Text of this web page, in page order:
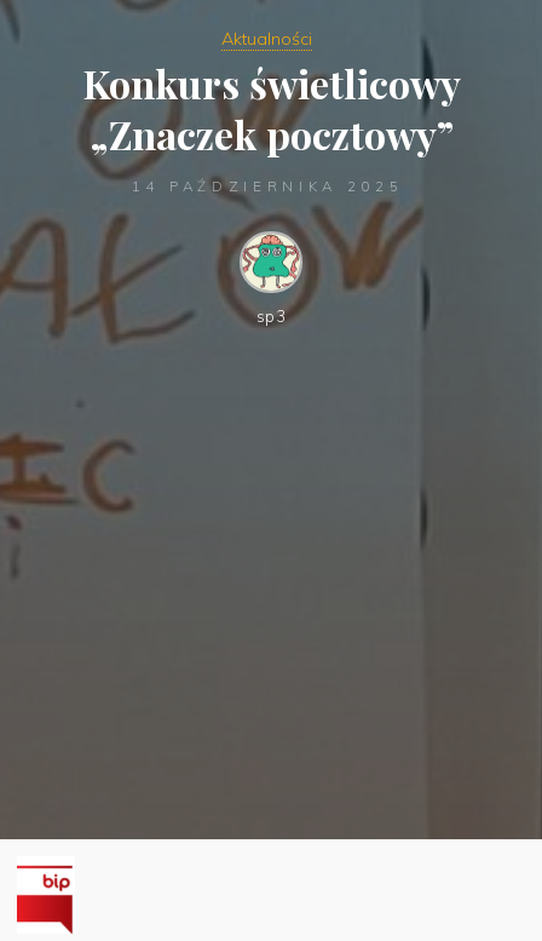
Aktualności
Konkurs świetlicowy
„Znaczek pocztowy”
14 PAŹDZIERNIKA 2025
sp3